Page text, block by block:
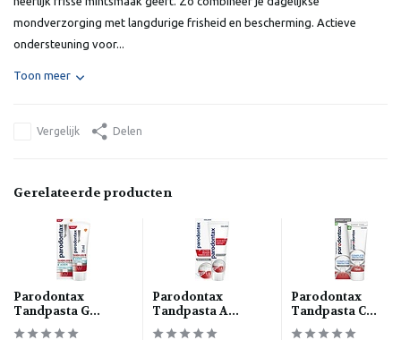
mondverzorging met langdurige frisheid en bescherming. Actieve
ondersteuning voor...
Toon meer
Vergelijk Delen
Gerelateerde producten
Parodontax
Tandpasta G...
Parodontax
Tandpasta A...
Parodontax
Tandpasta C...